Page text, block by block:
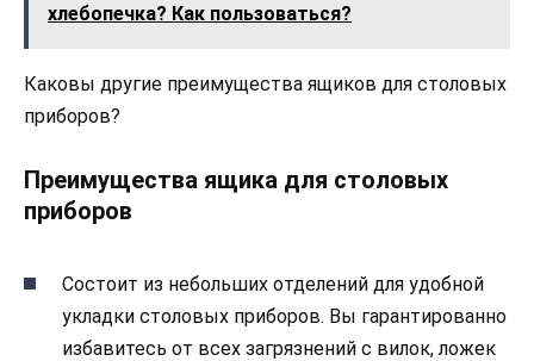
хлебопечка? Как пользоваться?
Каковы другие преимущества ящиков для столовых
приборов?
Преимущества ящика для столовых
приборов
Состоит из небольших отделений для удобной
укладки столовых приборов. Вы гарантированно
избавитесь от всех загрязнений с вилок, ложек